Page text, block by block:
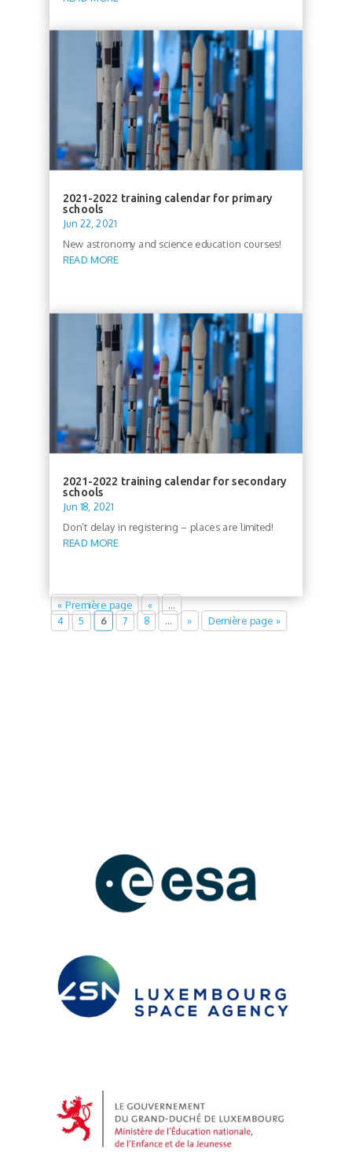
2021-2022 training calendar for primary
schools
Jun 22, 2021
New astronomy and science education courses!
READ MORE
2021-2022 training calendar for secondary
schools
Jun 18, 2021
Don’t delay in registering – places are limited!
READ MORE
« Première page «
4
5 6 7 8 … » Dernière page »